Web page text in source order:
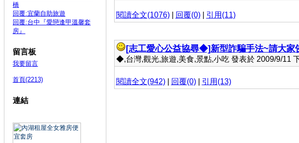
橋
回覆:宜蘭自助旅遊
回覆:台中『愛戀逢甲溫馨套
房』
留言板
我要留言
首頁(2213)
連結
閱讀全文(1076)| 回覆(0)| 引用(11)
[志工愛心公益協尋◆]新型詐騙手法~請大家
◆,台灣,觀光,旅遊,美食,景點,小吃 發表於 2009/9/11
閱讀全文(942)| 回覆(0)| 引用(13)